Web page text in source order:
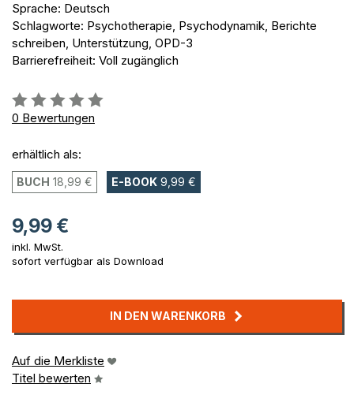
Sprache: Deutsch
Schlagworte: Psychotherapie, Psychodynamik, Berichte
schreiben, Unterstützung, OPD-3
Barrierefreiheit: Voll zugänglich
Bewertung::
0%
0 Bewertungen
erhältlich als:
BUCH 18,99 € E-BOOK 9,99 €
9,99 €
inkl. MwSt.
sofort verfügbar als Download
IN DEN WARENKORB
Auf die Merkliste
Titel bewerten